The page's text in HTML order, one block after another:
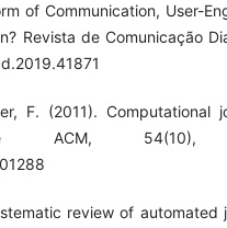
of Communication, User-
Revista de Comunicação
F. (2011). Computational
ACM, 54(10),
review of automated